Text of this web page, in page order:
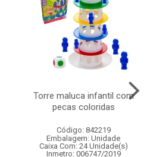
Torre maluca infantil com
pecas coloridas
Código: 842219
Embalagem: Unidade
Caixa Com: 24 Unidade(s)
Inmetro: 006747/2019